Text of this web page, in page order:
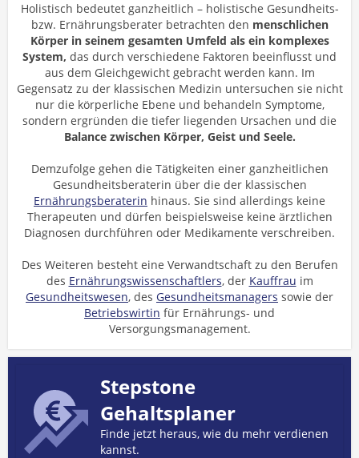
Holistisch bedeutet ganzheitlich – holistische Gesundheits-
bzw. Ernährungsberater betrachten den menschlichen
Körper in seinem gesamten Umfeld als ein komplexes
System, das durch verschiedene Faktoren beeinflusst und
aus dem Gleichgewicht gebracht werden kann. Im
Gegensatz zu der klassischen Medizin untersuchen sie nicht
nur die körperliche Ebene und behandeln Symptome,
sondern ergründen die tiefer liegenden Ursachen und die
Balance zwischen Körper, Geist und Seele.
Demzufolge gehen die Tätigkeiten einer ganzheitlichen
Gesundheitsberaterin über die der klassischen
Ernährungsberaterin hinaus. Sie sind allerdings keine
Therapeuten und dürfen beispielsweise keine ärztlichen
Diagnosen durchführen oder Medikamente verschreiben.
Des Weiteren besteht eine Verwandtschaft zu den Berufen
des Ernährungswissenschaftlers, der Kauffrau im
Gesundheitswesen, des Gesundheitsmanagers sowie der
Betriebswirtin für Ernährungs- und
Versorgungsmanagement.
Stepstone
Gehaltsplaner
Finde jetzt heraus, wie du mehr verdienen
kannst.